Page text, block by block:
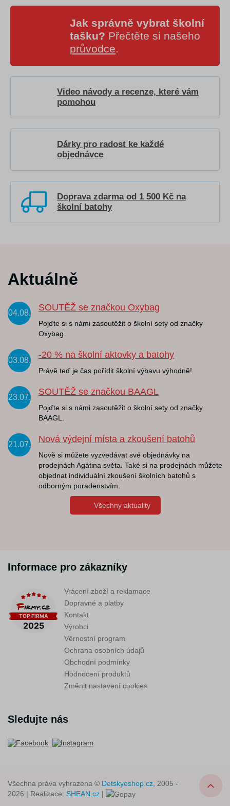
Jak správně vybrat školní
tašku? Přečtěte si našeho
průvodce.
Video návody a recenze, které vám
pomohou
Dárky pro radost ke každé
objednávce
Doprava zdarma od 1 500 Kč na
školní batohy
Aktuálně
04.08.
SOUTĚŽ se značkou Oxybag
Pojďte si s námi zasoutěžit o školní sety od značky
Oxybag.
03.08.
-20 % na školní aktovky a batohy
Právě teď je čas pořídit školní výbavu výhodně!
23.07.
SOUTĚŽ se značkou BAAGL
Pojďte si s námi zasoutěžit o školní sety od značky
BAAGL.
21.07.
Nová výdejní místa a zkoušení batohů
Nově si můžete vyzvedávat své objednávky na
prodejnách Agátina světa. Také si na prodejnách můžete
objednat individuální zkoušení školních batohů s
odborným poradenstvím.
Všechny aktuality
Informace pro zákazníky
Vrácení zboží a reklamace
Dopravné a platby
Kontakt
Výrobci
Věrnostní program
Ochrana osobních údajů
Obchodní podmínky
Hodnocení produktů
Změnit nastavení cookies
Sledujte nás
Všechna práva vyhrazena © Detskyeshop.cz , 2005 -
2026 | Realizace: SHEAN.cz |